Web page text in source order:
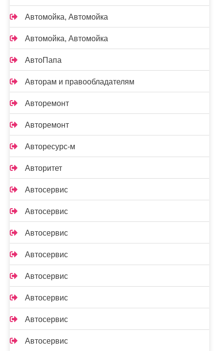
Автомойка, Автомойка
Автомойка, Автомойка
АвтоПапа
Авторам и правообладателям
Авторемонт
Авторемонт
Авторесурс-м
Авторитет
Автосервис
Автосервис
Автосервис
Автосервис
Автосервис
Автосервис
Автосервис
Автосервис